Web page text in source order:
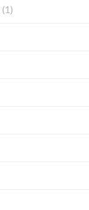
(1)